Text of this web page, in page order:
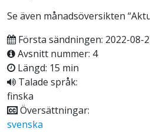
Se även månadsöversikten
Första sändningen: 2022-08-
Avsnitt nummer: 4
Längd: 15 min
Talade språk:
finska
Översättningar:
svenska